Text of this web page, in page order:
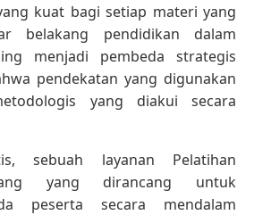
kuat bagi setiap materi yang
belakang pendidikan dalam
menjadi pembeda strategis
pendekatan yang digunakan
yang diakui secara
sebuah layanan Pelatihan
yang dirancang untuk
peserta secara mendalam